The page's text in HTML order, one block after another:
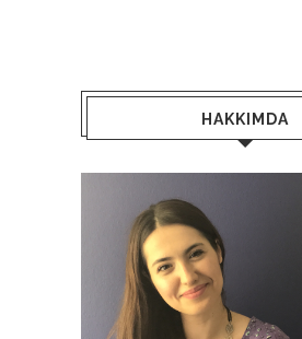
HAKKIMDA